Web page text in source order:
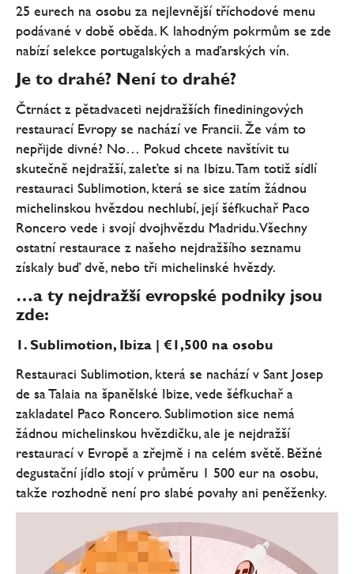
25 eurech na osobu za nejlevnější tříchodové menu
podávané v době oběda. K lahodným pokrmům se zde
nabízí selekce portugalských a maďarských vín.
Je to drahé? Není to drahé?
Čtrnáct z pětadvaceti nejdražších finediningových
restaurací Evropy se nachází ve Francii. Že vám to
nepřijde divné? No… Pokud chcete navštívit tu
skutečně nejdražší, zaleťte si na Ibizu. Tam totiž sídlí
restauraci Sublimotion, která se sice zatím žádnou
michelinskou hvězdou nechlubí, její šéfkuchař Paco
Roncero vede i svojí dvojhvězdu Madridu. Všechny
ostatní restaurace z našeho nejdražšího seznamu
získaly buď dvě, nebo tři michelinské hvězdy.
…a ty nejdražší evropské podniky jsou
zde:
1. Sublimotion, Ibiza | €1,500 na osobu
Restauraci Sublimotion, která se nachází v Sant Josep
de sa Talaia na španělské Ibize, vede šéfkuchař a
zakladatel Paco Roncero. Sublimotion sice nemá
žádnou michelinskou hvězdičku, ale je nejdražší
restaurací v Evropě a zřejmě i na celém světě. Běžné
degustační jídlo stojí v průměru 1 500 eur na osobu,
takže rozhodně není pro slabé povahy ani peněženky.